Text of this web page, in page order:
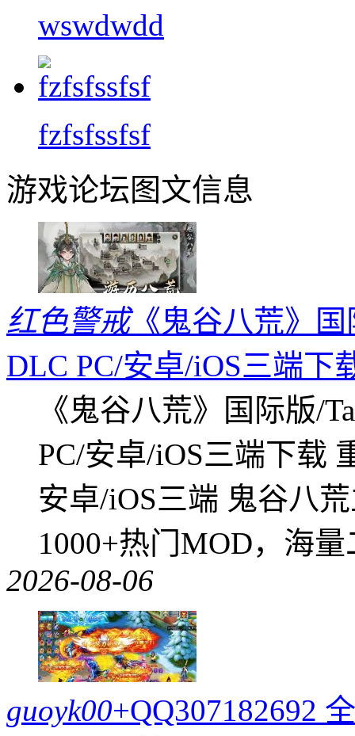
wswdwdd
fzfsfssfsf
游戏论坛图文信息
红色警戒《鬼谷八荒》国
DLC PC/安卓/iOS三端下
《鬼谷八荒》国际版/
PC/安卓/iOS三端下载
安卓/iOS三端 鬼谷八
1000+热门MOD，海
2026-08-06
guoyk00+QQ307182692